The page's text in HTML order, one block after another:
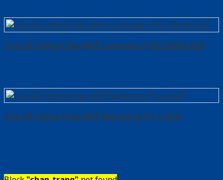
Cửa Gỗ Chống Cháy MDF Laminate P1R2 23029-SGD
Cửa Gỗ Chống Cháy MDF Melamine P1-a-SGD